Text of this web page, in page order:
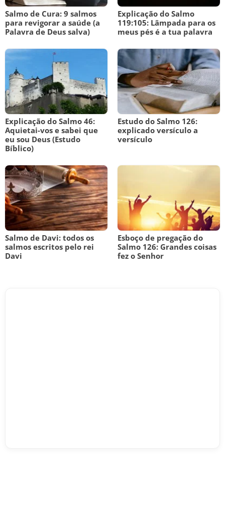
Salmo de Cura: 9 salmos
para revigorar a saúde (a
Palavra de Deus salva)
Explicação do Salmo
119:105: Lâmpada para os
meus pés é a tua palavra
Explicação do Salmo 46:
Aquietai-vos e sabei que
eu sou Deus (Estudo
Bíblico)
Estudo do Salmo 126:
explicado versículo a
versículo
Salmo de Davi: todos os
salmos escritos pelo rei
Davi
Esboço de pregação do
Salmo 126: Grandes coisas
fez o Senhor